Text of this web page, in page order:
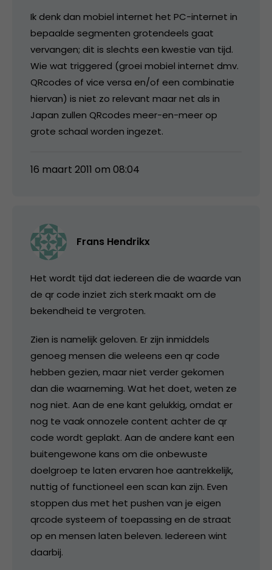
Ik denk dan mobiel internet het PC-internet in
bepaalde segmenten grotendeels gaat
vervangen; dit is slechts een kwestie van tijd.
Wie wat triggered (groei mobiel internet dmv.
QRcodes of vice versa en/of een combinatie
hiervan) is niet zo relevant maar net als in
Japan zullen QRcodes meer-en-meer op
grote schaal worden ingezet.
16 maart 2011 om 08:04
Frans Hendrikx
Het wordt tijd dat iedereen die de waarde van
de qr code inziet zich sterk maakt om de
bekendheid te vergroten.
Zien is namelijk geloven. Er zijn inmiddels
genoeg mensen die weleens een qr code
hebben gezien, maar niet verder gekomen
dan die waarneming. Wat het doet, weten ze
nog niet. Aan de ene kant gelukkig, omdat er
nog te vaak onnozele content achter de qr
code wordt geplakt. Aan de andere kant een
buitengewone kans om die onbewuste
doelgroep te laten ervaren hoe aantrekkelijk,
nuttig of functioneel een scan kan zijn. Even
stoppen dus met het pushen van je eigen
qrcode systeem of toepassing en de straat
op en mensen laten beleven. Iedereen wint
daarbij.